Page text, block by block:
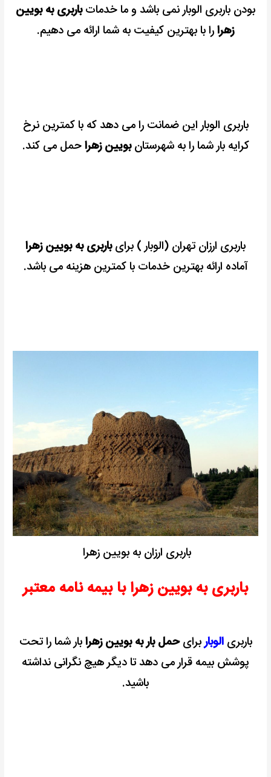
بودن باربری الوبار نمی باشد و ما خدماتباربری به بویین
زهرارا با بهترین کیفیت به شما ارائه می دهیم.
باربری الوبار این ضمانت را می دهد که با کمترین نرخ
کرایه بار شما را به شهرستانبویین زهراحمل می کند.
باربری ارزان تهران (الوبار ) برایباربری به بویین زهرا
آماده ارائه بهترین خدمات با کمترین هزینه می باشد.
باربری ارزان به بویین زهرا
باربری به بویین زهرا با بیمه نامه معتبر
باربریالوباربرایحمل بار به بویین زهرابار شما را تحت
پوشش بیمه قرار می دهد تا دیگر هیچ نگرانی نداشته
باشید.